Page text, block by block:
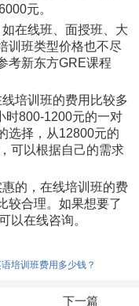
元。
在线班、面授班、大
训班类型价格也不尽
考新东方GRE课程
培训班的费用比较多
时800-1200元的一对
选择，从12800元的
可以根据自己的需求
的，在线培训班的费
较合理。如果想要了
以在线咨询。
培训班费用多少钱？
下一篇